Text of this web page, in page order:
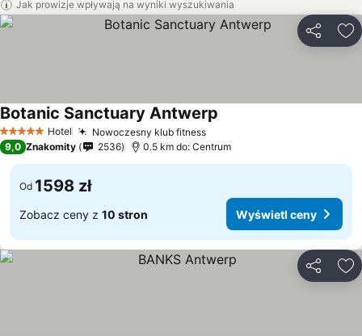
Jak prowizje wpływają na wyniki wyszukiwania
5 KategoriaHotel Nowoczesny klub fitness
Botanic Sanctuary Antwerp
9,0 Znakomity 2536 0.5 km do: Centrum
Od 1598 zł
Zobacz ceny z 10 stron Wyświetl ceny